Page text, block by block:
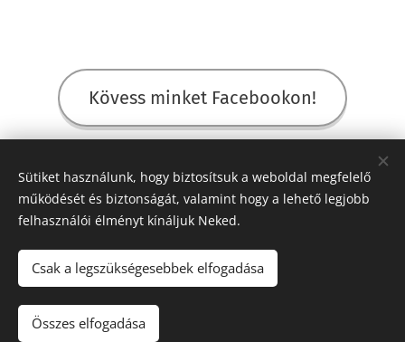
Kövess minket Facebookon!
Share
www.egysegszemlelet.hu
Sütiket használunk, hogy biztosítsuk a weboldal megfelelő
működését és biztonságát, valamint hogy a lehető legjobb
felhasználói élményt kínáljuk Neked.
Csak a legszükségesebbek elfogadása
Összes elfogadása